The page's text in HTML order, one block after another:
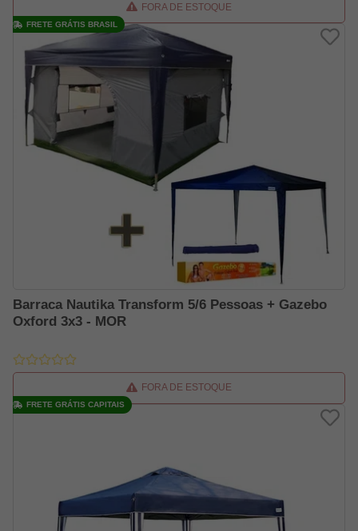
FORA DE ESTOQUE
Barraca Nautika Transform 5/6 Pessoas + Gazebo
Oxford 3x3 - MOR
FORA DE ESTOQUE
FRETE GRÁTIS BRASIL
FRETE GRÁTIS CAPITAIS